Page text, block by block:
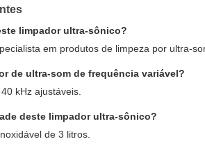
limpador ultra-sônico?
em produtos de limpeza por ultra-
de ultra-som de frequência variável?
kHz ajustáveis.
deste limpador ultra-sônico?
de 3 litros.